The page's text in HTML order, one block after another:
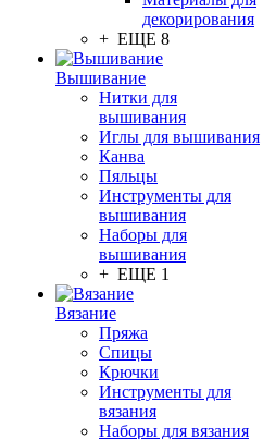
декорирования
+ ЕЩЕ 8
Вышивание
Нитки для
вышивания
Иглы для вышивания
Канва
Пяльцы
Инструменты для
вышивания
Наборы для
вышивания
+ ЕЩЕ 1
Вязание
Пряжа
Спицы
Крючки
Инструменты для
вязания
Наборы для вязания